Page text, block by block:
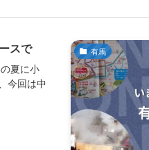
有馬
スで
夏に小
今回は中